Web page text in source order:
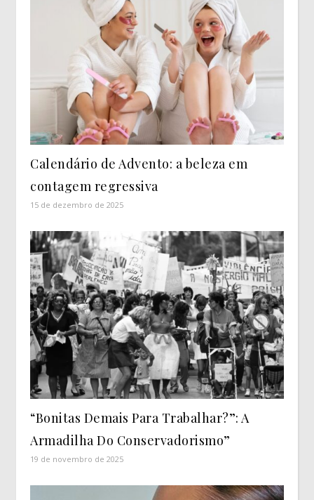
Calendário de Advento: a beleza em
contagem regressiva
15 de dezembro de 2025
“Bonitas Demais Para Trabalhar?”: A
Armadilha Do Conservadorismo”
19 de novembro de 2025